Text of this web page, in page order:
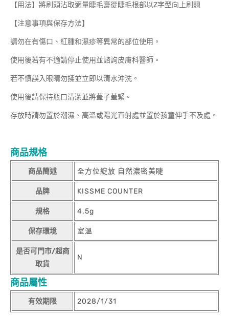
【用法】將刷頭沾取適量睫毛膏從睫毛根部以Z字型向上刷翹
【注意事項與保存方法】
請勿在有傷口、紅腫和濕疹等異常的部位使用。
使用後若有不適請停止使用並諮詢皮膚科醫師。
若不慎誤入眼睛勿揉並立即以清水沖洗。
使用後請保持瓶口清潔並將蓋子蓋緊。
存放時請勿置於潮濕、高溫或陽光直射處並置於孩童伸手不及處。
商品規格
商品簡述 全方位綻放 自然濃密美睫
品牌 KISSME COUNTER
規格 4.5g
保存環境 室溫
是否可門市/超商
取貨
N
商品屬性
有效期限 2028/1/31